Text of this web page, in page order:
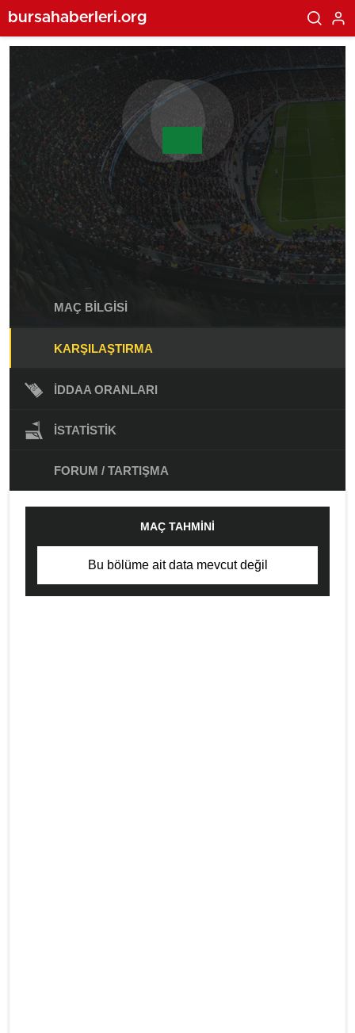
bursahaberleri.org
MAÇ BILGISI
KARŞILAŞTIRMA
İDDAA ORANLARI
İSTATISTIK
FORUM / TARTIŞMA
MAÇ TAHMINI
Bu bölüme ait data mevcut değil